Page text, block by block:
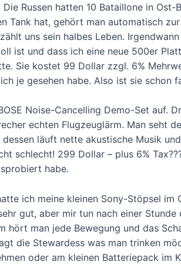
Russen hatten 10 Bataillone in Ost-
Tank hat, gehört man automatisch
uns sein halbes Leben.
ist und dass ich eine neue 500er
Sie kostet 99 Dollar zzgl. 6%
je gesehen habe. Also ist sie schon
Noise-Cancelling Demo-Set auf.
echten Flugzeuglärm. Man seht
läuft nette akustische Musik
schlecht! 299 Dollar – plus 6%
habe.
ich meine kleinen Sony-Stöpsel im
gut, aber mir tun nach einer
hört man jede Bewegung und das
die Stewardess was man trinken
oder am kleinen Batteriepack im